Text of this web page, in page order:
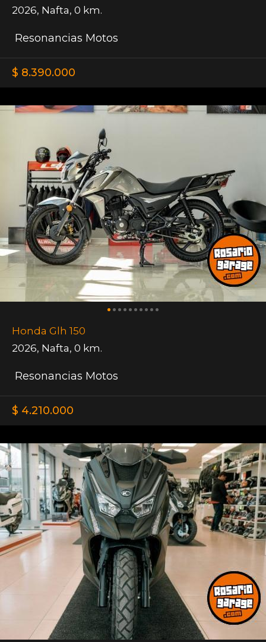
2026, Nafta, 0 km.
Resonancias Motos
$ 8.390.000
Honda Glh 150
2026, Nafta, 0 km.
Resonancias Motos
$ 4.210.000